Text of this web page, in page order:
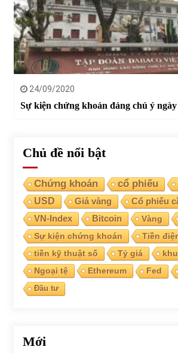
24/09/2020
Sự kiện chứng khoán đáng chú ý ngày
Chủ đề nổi bật
Chứng khoán cổ phiếu
USD
Giá vàng Cổ phiếu
VN-Index Bitcoin Vàng
Sự kiện chứng khoán
Tiền
tiền kỹ thuật số
Tỷ giá
Ngoại tệ
Ethereum Fed
Đầu tư
Mới